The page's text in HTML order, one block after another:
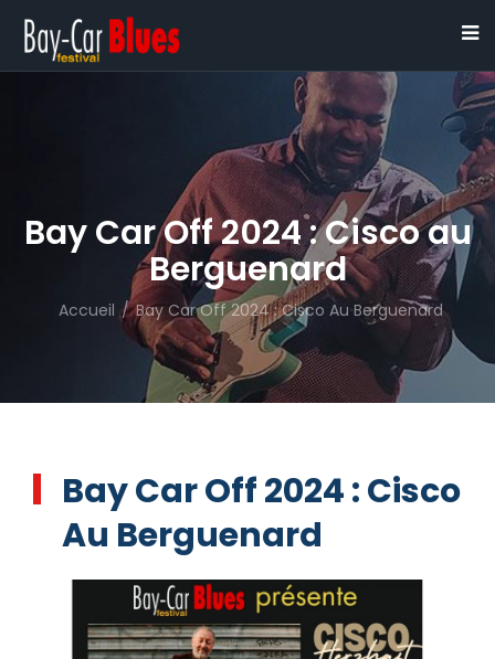
Bay Car Off 2024 : Cisco au
Berguenard
Accueil / Bay Car Off 2024 : Cisco Au Berguenard
Bay Car Off 2024 : Cisco
Au Berguenard